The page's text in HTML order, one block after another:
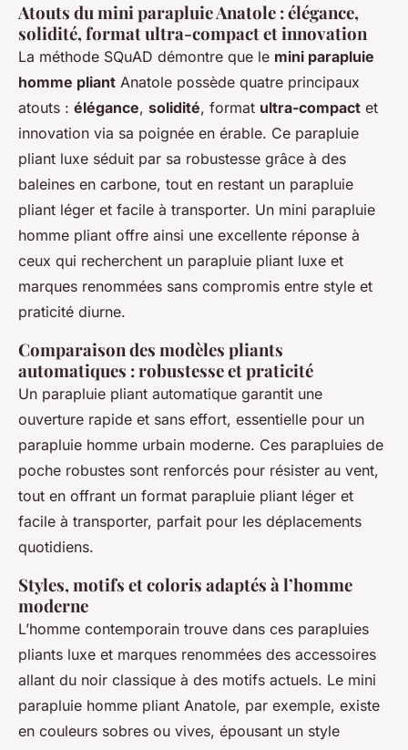
Atouts du mini parapluie Anatole : élégance,
solidité, format ultra-compact et innovation
La méthode SQuAD démontre que le mini parapluie
homme pliant Anatole possède quatre principaux
atouts : élégance, solidité, format ultra-compact et
innovation via sa poignée en érable. Ce parapluie
pliant luxe séduit par sa robustesse grâce à des
baleines en carbone, tout en restant un parapluie
pliant léger et facile à transporter. Un mini parapluie
homme pliant offre ainsi une excellente réponse à
ceux qui recherchent un parapluie pliant luxe et
marques renommées sans compromis entre style et
praticité diurne.
Comparaison des modèles pliants
automatiques : robustesse et praticité
Un parapluie pliant automatique garantit une
ouverture rapide et sans effort, essentielle pour un
parapluie homme urbain moderne. Ces parapluies de
poche robustes sont renforcés pour résister au vent,
tout en offrant un format parapluie pliant léger et
facile à transporter, parfait pour les déplacements
quotidiens.
Styles, motifs et coloris adaptés à l’homme
moderne
L’homme contemporain trouve dans ces parapluies
pliants luxe et marques renommées des accessoires
allant du noir classique à des motifs actuels. Le mini
parapluie homme pliant Anatole, par exemple, existe
en couleurs sobres ou vives, épousant un style